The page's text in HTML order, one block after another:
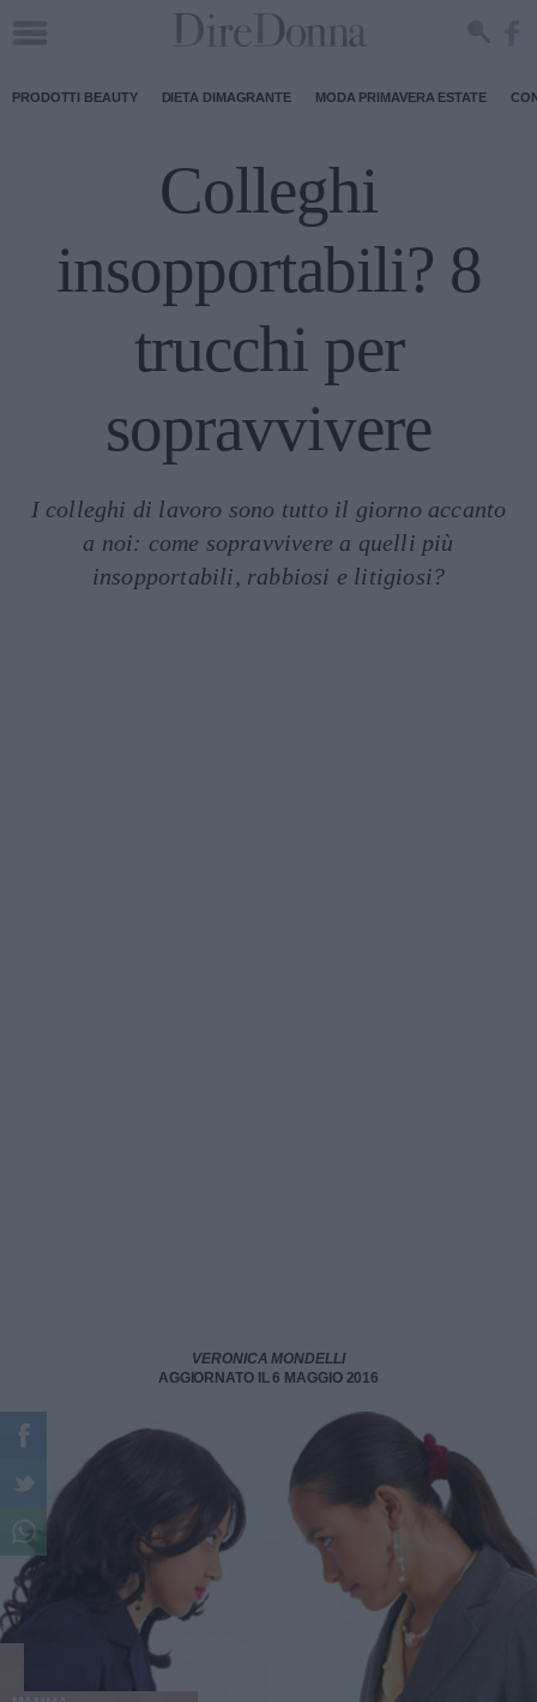
PRODOTTI BEAUTY DIETA DIMAGRANTE MODA PRIMAVERA ESTATE
Colleghi
insopportabili? 8
trucchi per
sopravvivere
I colleghi di lavoro sono tutto il giorno accanto
a noi: come sopravvivere a quelli più
insopportabili, rabbiosi e litigiosi?
VERONICA MONDELLI
AGGIORNATO IL 6 MAGGIO 2016